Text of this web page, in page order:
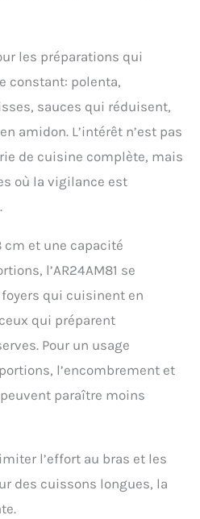
prérogative grâce à une
pale ad hoc RACCORD À
BAÏONNETTE - La qualité
d’Ardes s’exprime
toujours dans les
détails : le moteur
automatique de ce
polenta est fixé par un
CARACTÉRISTIQUES
TECHNIQUES -
Dimensions globales du
chaudron en cuivre pour
polenta Ardes : largeur
31cm, profondeur
28,5cm, hauteur 28,5cm.
Celles du fait-tout sont :
bord 28cm, fond 17,5cm,
hauteur 15cm. La
capacité du chaudron
proposons des produits
votre cuisine qui sont
fonctionnels, sûrs,
les préparations qui
constant: polenta,
sauces qui réduisent,
amidon. L’intérêt n’est pas
de cuisine complète, mais
où la vigilance est
cm et une capacité
l’AR24AM81 se
qui cuisinent en
qui préparent
Pour un usage
l’encombrement et
paraître moins
l’effort au bras et les
des cuissons longues, la